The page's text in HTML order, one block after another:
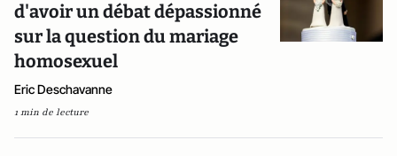
d'avoir un débat dépassionné
sur la question du mariage
homosexuel
Eric Deschavanne
1 min de lecture